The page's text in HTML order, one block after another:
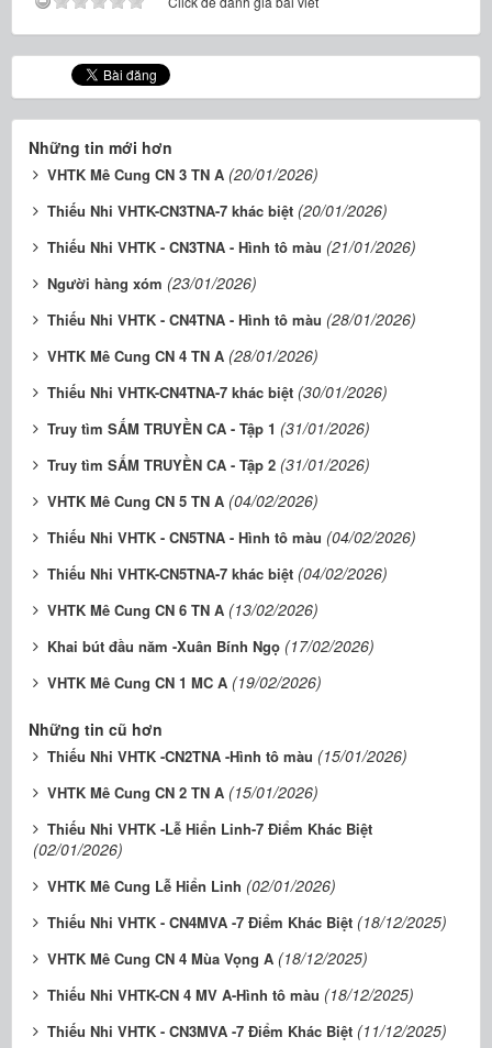
Những tin mới hơn
VHTK Mê Cung CN 3 TN A (20/01/2026)
Thiếu Nhi VHTK-CN3TNA-7 khác biệt (20/01/2026)
Thiếu Nhi VHTK - CN3TNA - Hình tô màu (21/01/2026)
Người hàng xóm (23/01/2026)
Thiếu Nhi VHTK - CN4TNA - Hình tô màu (28/01/2026)
VHTK Mê Cung CN 4 TN A (28/01/2026)
Thiếu Nhi VHTK-CN4TNA-7 khác biệt (30/01/2026)
Truy tìm SẤM TRUYỀN CA - Tập 1 (31/01/2026)
Truy tìm SẤM TRUYỀN CA - Tập 2 (31/01/2026)
VHTK Mê Cung CN 5 TN A (04/02/2026)
Thiếu Nhi VHTK - CN5TNA - Hình tô màu (04/02/2026)
Thiếu Nhi VHTK-CN5TNA-7 khác biệt (04/02/2026)
VHTK Mê Cung CN 6 TN A (13/02/2026)
Khai bút đầu năm -Xuân Bính Ngọ (17/02/2026)
VHTK Mê Cung CN 1 MC A (19/02/2026)
Những tin cũ hơn
Thiếu Nhi VHTK -CN2TNA -Hình tô màu (15/01/2026)
VHTK Mê Cung CN 2 TN A (15/01/2026)
Thiếu Nhi VHTK -Lễ Hiển Linh-7 Điểm Khác Biệt
(02/01/2026)
VHTK Mê Cung Lễ Hiển Linh (02/01/2026)
Thiếu Nhi VHTK - CN4MVA -7 Điểm Khác Biệt (18/12/2025)
VHTK Mê Cung CN 4 Mùa Vọng A (18/12/2025)
Thiếu Nhi VHTK-CN 4 MV A-Hình tô màu (18/12/2025)
Thiếu Nhi VHTK - CN3MVA -7 Điểm Khác Biệt (11/12/2025)